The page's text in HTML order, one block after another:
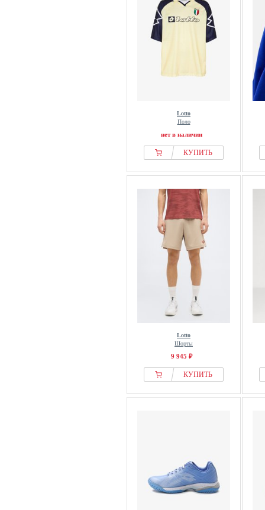
Lotto
Поло
нет в наличии
КУПИТЬ
Lotto
Шорты
9 945 ₽
КУПИТЬ